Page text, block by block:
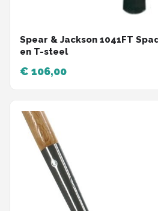
Spear & Jackson 1041FT
en T-steel
€ 106,00